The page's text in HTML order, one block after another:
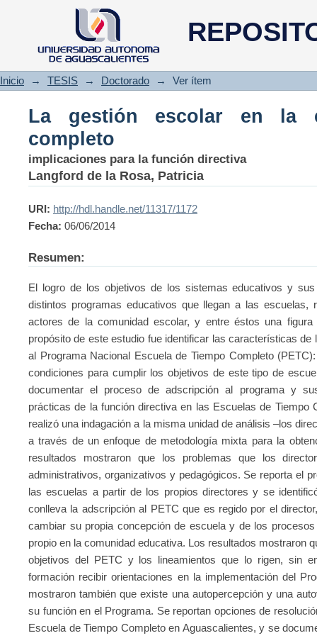
La gestión escolar en la
Inicio → TESIS → Doctorado → Ver ítem
La gestión escolar en la
completo
implicaciones para la función directiva
Langford de la Rosa, Patricia
URI: http://hdl.handle.net/11317/1172
Fecha: 06/06/2014
Resumen:
El logro de los objetivos de los sistemas educativos y
distintos programas educativos que llegan a las escuelas,
actores de la comunidad escolar, y entre éstos una
propósito de este estudio fue identificar las características
al Programa Nacional Escuela de Tiempo Completo
condiciones para cumplir los objetivos de este tipo de
documentar el proceso de adscripción al programa y
prácticas de la función directiva en las Escuelas de Tiempo
realizó una indagación a la misma unidad de análisis –los
a través de un enfoque de metodología mixta para la
resultados mostraron que los problemas que los
administrativos, organizativos y pedagógicos. Se reporta el
las escuelas a partir de los propios directores y se
conlleva la adscripción al PETC que es regido por el
cambiar su propia concepción de escuela y de los
propio en la comunidad educativa. Los resultados mostraron
objetivos del PETC y los lineamientos que lo rigen, sin
formación recibir orientaciones en la implementación del
mostraron también que existe una autopercepción y una
su función en el Programa. Se reportan opciones de
Escuela de Tiempo Completo en Aguascalientes, y se